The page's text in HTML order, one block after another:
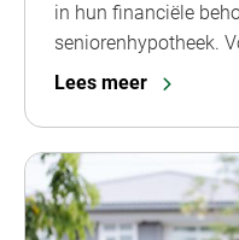
in hun financiële
seniorenhypotheek.
Lees meer